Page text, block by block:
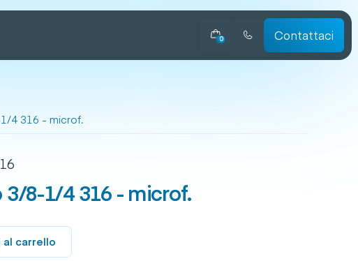
0 Contattaci
4 316 - microf.
8-1/4 316 - microf.
al carrello